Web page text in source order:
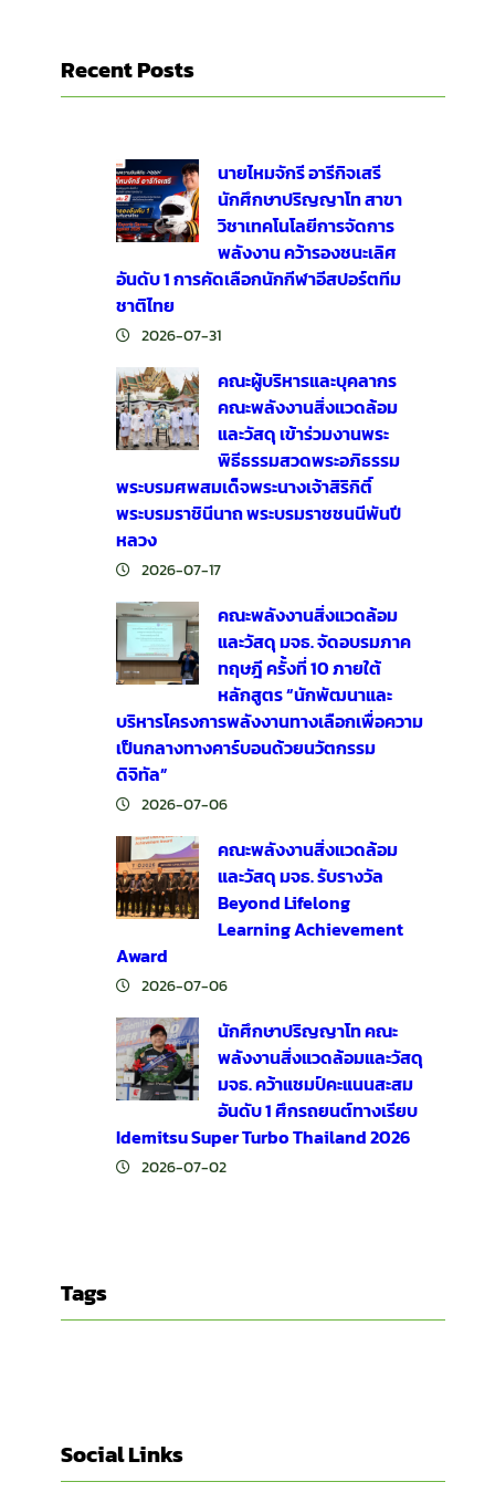
Recent Posts
นายไหมจักรี อารีกิจเสรี
นักศึกษาปริญญาโท สาขา
วิชาเทคโนโลยีการจัดการ
พลังงาน คว้ารองชนะเลิศ
อันดับ 1 การคัดเลือกนักกีฬาอีสปอร์ตทีม
ชาติไทย
2026-07-31
คณะผู้บริหารและบุคลากร
คณะพลังงานสิ่งแวดล้อม
และวัสดุ เข้าร่วมงานพระ
พิธีธรรมสวดพระอภิธรรม
พระบรมศพสมเด็จพระนางเจ้าสิริกิติ์
พระบรมราชินีนาถ พระบรมราชชนนีพันปี
หลวง
2026-07-17
คณะพลังงานสิ่งแวดล้อม
และวัสดุ มจธ. จัดอบรมภาค
ทฤษฎี ครั้งที่ 10 ภายใต้
หลักสูตร “นักพัฒนาและ
บริหารโครงการพลังงานทางเลือกเพื่อความ
เป็นกลางทางคาร์บอนด้วยนวัตกรรม
ดิจิทัล”
2026-07-06
คณะพลังงานสิ่งแวดล้อม
และวัสดุ มจธ. รับรางวัล
Beyond Lifelong
Learning Achievement
Award
2026-07-06
นักศึกษาปริญญาโท คณะ
พลังงานสิ่งแวดล้อมและวัสดุ
มจธ. คว้าแชมป์คะแนนสะสม
อันดับ 1 ศึกรถยนต์ทางเรียบ
Idemitsu Super Turbo Thailand 2026
2026-07-02
Tags
Social Links